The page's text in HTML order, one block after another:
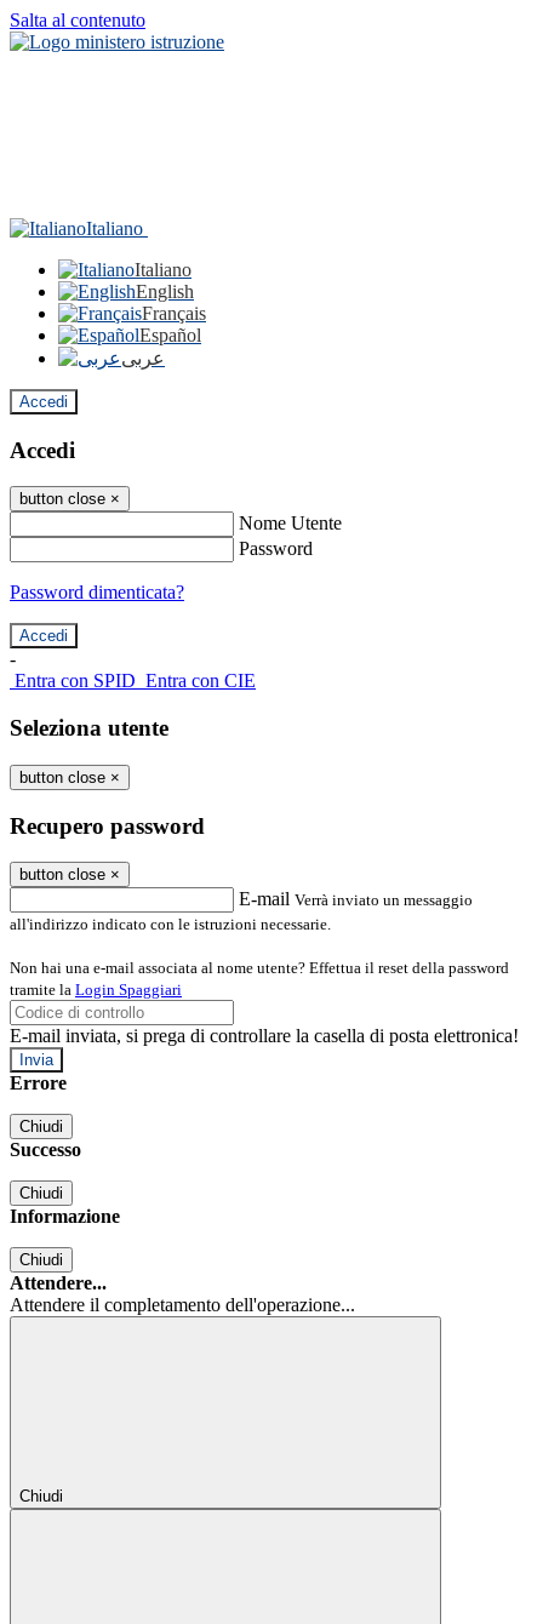
Salta al contenuto
Italiano
Italiano
English
Français
Español
عربى
Accedi
Accedi
button close ×
Nome Utente
Password
Password dimenticata?
-
Entra con SPID Entra con CIE
Seleziona utente
button close ×
Recupero password
button close ×
E-mail Verrà inviato un messaggio
all'indirizzo indicato con le istruzioni necessarie.
Non hai una e-mail associata al nome utente? Effettua il reset della password
tramite la Login Spaggiari
E-mail inviata, si prega di controllare la casella di posta elettronica!
Errore
Chiudi
Successo
Chiudi
Informazione
Chiudi
Attendere...
Attendere il completamento dell'operazione...
Chiudi